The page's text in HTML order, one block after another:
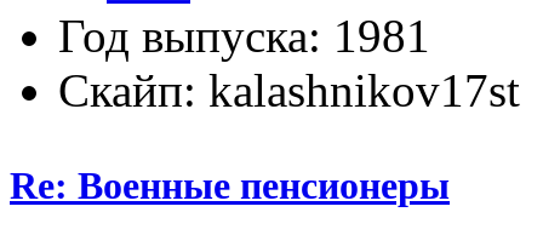
Год выпуска: 1981
Скайп: kalashnikov17st
Re: Военные пенсионеры